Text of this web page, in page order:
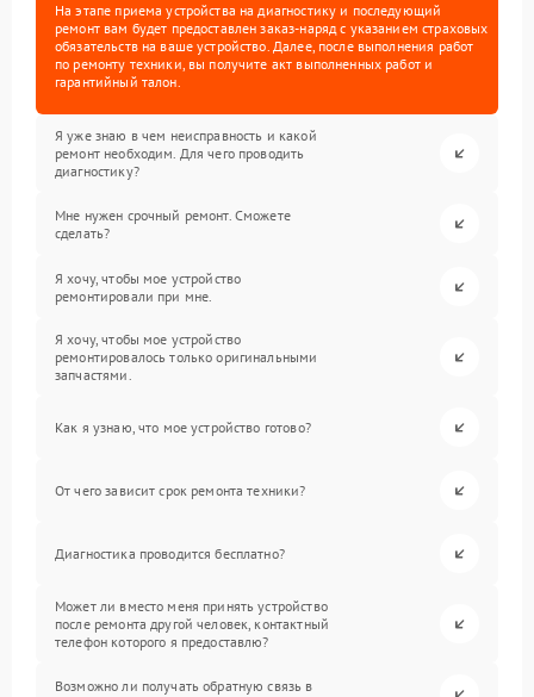
На этапе приема устройства на диагностику и последующий
ремонт вам будет предоставлен заказ-наряд с указанием страховых
обязательств на ваше устройство. Далее, после выполнения работ
по ремонту техники, вы получите акт выполненных работ и
гарантийный талон.
Я уже знаю в чем неисправность и какой
ремонт необходим. Для чего проводить
диагностику?
Мне нужен срочный ремонт. Сможете
сделать?
Я хочу, чтобы мое устройство
ремонтировали при мне.
Я хочу, чтобы мое устройство
ремонтировалось только оригинальными
запчастями.
Как я узнаю, что мое устройство готово?
От чего зависит срок ремонта техники?
Диагностика проводится бесплатно?
Может ли вместо меня принять устройство
после ремонта другой человек, контактный
телефон которого я предоставлю?
Возможно ли получать обратную связь в